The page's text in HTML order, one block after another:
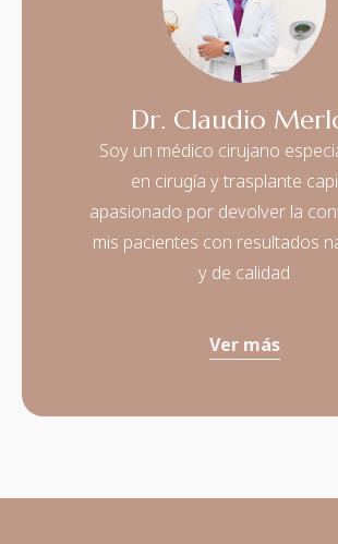
Dr. Claudio
Soy un médico cirujano
en cirugía y trasplante
apasionado por devolver la
mis pacientes con resultados
y de calidad
Ver más